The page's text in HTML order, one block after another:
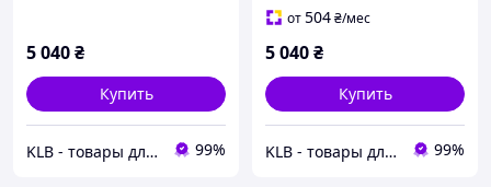
5 040₴
Купить
KLB - товары для дома, детей и животных 99%
от504₴/мес
5 040₴
Купить
KLB - товары для дома, детей и животных 99%